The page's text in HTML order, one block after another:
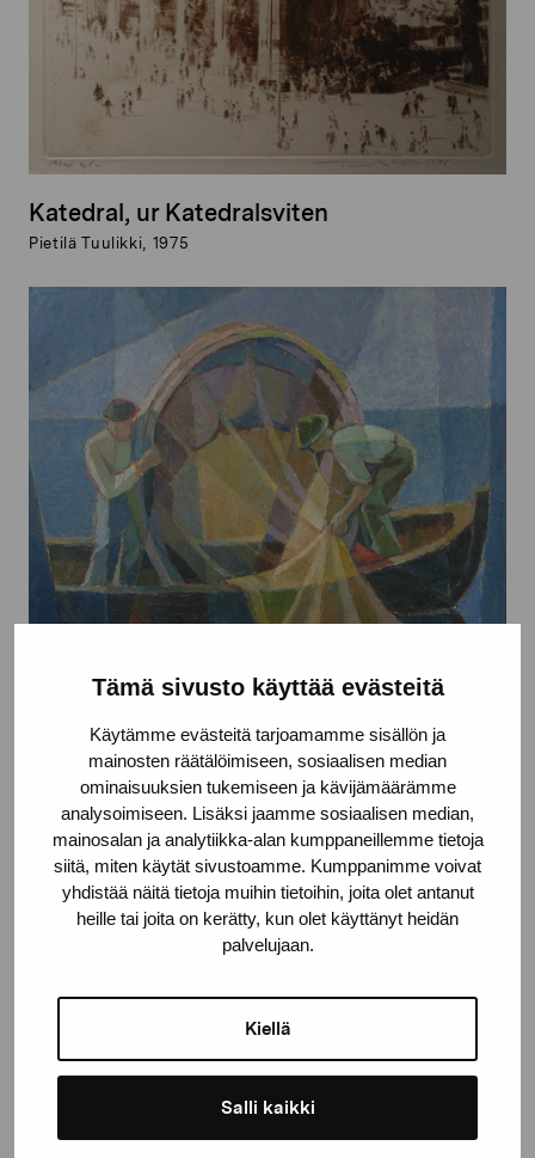
Tämä sivusto käyttää evästeitä
Käytämme evästeitä tarjoamamme sisällön ja
mainosten räätälöimiseen, sosiaalisen median
ominaisuuksien tukemiseen ja kävijämäärämme
analysoimiseen. Lisäksi jaamme sosiaalisen median,
mainosalan ja analytiikka-alan kumppaneillemme tietoja
siitä, miten käytät sivustoamme. Kumppanimme voivat
yhdistää näitä tietoja muihin tietoihin, joita olet antanut
heille tai joita on kerätty, kun olet käyttänyt heidän
palvelujaan.
Kiellä
Salli kaikki
Katedral, ur Katedralsviten
Pietilä Tuulikki, 1975
Bottenhavsfiskare
Krokfors Annie, 1975